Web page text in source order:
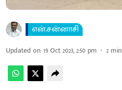
என்.சன்னாசி
Updated on:19 Oct 2023, 2:50 pm 2